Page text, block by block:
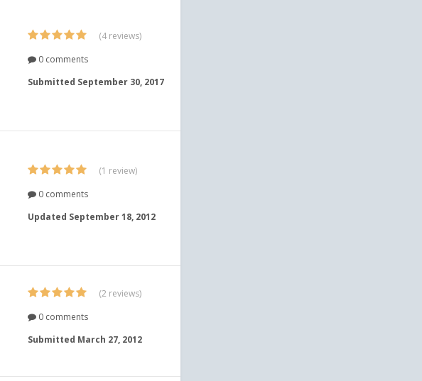
(4 reviews)
0 comments
Submitted September 30, 2017
(1 review)
0 comments
Updated September 18, 2012
(2 reviews)
0 comments
Submitted March 27, 2012